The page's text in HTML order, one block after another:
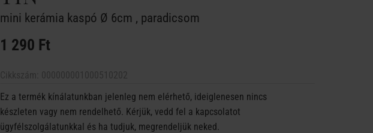
mini kerámia kaspó Ø 6cm , paradicsom
1 290 Ft
Ez a termék kínálatunkban jelenleg nem elérhető, ideiglenesen nincs
készleten vagy nem rendelhető. Kérjük, vedd fel a kapcsolatot
ügyfélszolgálatunkkal és ha tudjuk, megrendeljük neked.